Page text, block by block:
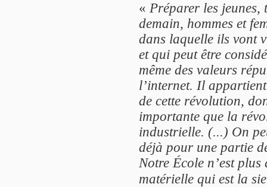
« Préparer les
demain, hommes et
dans laquelle ils vont
et qui peut être
même des valeurs
l’internet. Il
de cette révolution,
importante que la
industrielle. (...) On
déjà pour une partie
Notre École n’est
matérielle qui est la